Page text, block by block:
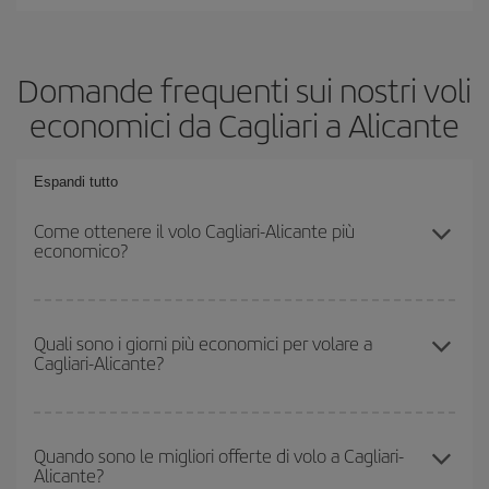
Domande frequenti sui nostri voli
economici da Cagliari a Alicante
Espandi tutto
Come ottenere il volo Cagliari-Alicante più
economico?
ottenere il volo più economico se eviti l'alta stagione, acquisti in
anticipo e hai una certa flessibilità rispetto alle date e agli orari di
Quali sono i giorni più economici per volare a
Cagliari-Alicante?
consultare il nostro
motore di ricerca di voli economici . Indica
da dove stai volando, dove vuoi andare e in quali date hai in
Quando sono le migliori offerte di volo a Cagliari-
Alicante?